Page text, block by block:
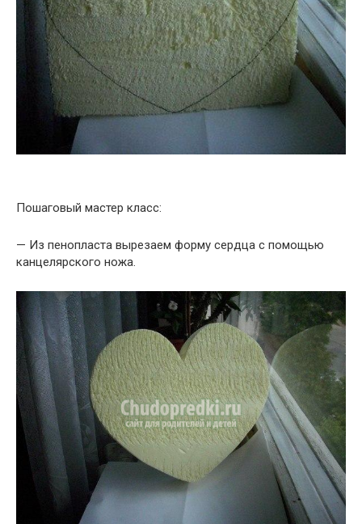
Пошаговый мастер класс:
— Из пенопласта вырезаем форму сердца с помощью
канцелярского ножа.